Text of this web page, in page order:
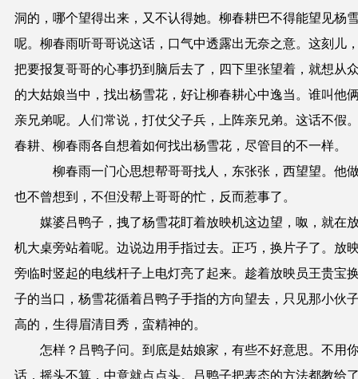
洞的，哪个望得出来，又不认得她。柳春耕巴不得能望见杨
呢。柳春雨听哥哥说这话，口气中透露出无奈之意。这刻儿
把要报复哥哥的心事扔到脑后去了，四下里张望着，就想从
的大姑娘当中，找出杨雪花，好让柳春耕心中逸当。谁叫他
亲兄弟呢。人们常说，打仗父子兵，上阵亲兄弟。这话不假
春耕、柳春雨各自想着如何找出杨雪花，尽管目的不一样。
柳春雨一门心思想帮哥哥找人，东张张，西望望。他
也不曾想到，不但没帮上哥哥的忙，反而惹事了。
媒婆吕鸭子，拽了杨雪花盯着放映机这边望，呶，就在
机大桌旁站着呢。边说边用手指过去。正巧，换片子了。放
旁临时竖起的电线杆子上电灯亮了起来。趁着放映员王贵宝
子的当口，杨雪花循着吕鸭子手指的方向望去，只见那小伙
高的，生得眉清目秀，蛮精神的。
怎样？吕鸭子问。到底是姑娘家，有些不好意思。不用
话，摇头不算，中意就点点头。吕鸭子把表态的方法都教给